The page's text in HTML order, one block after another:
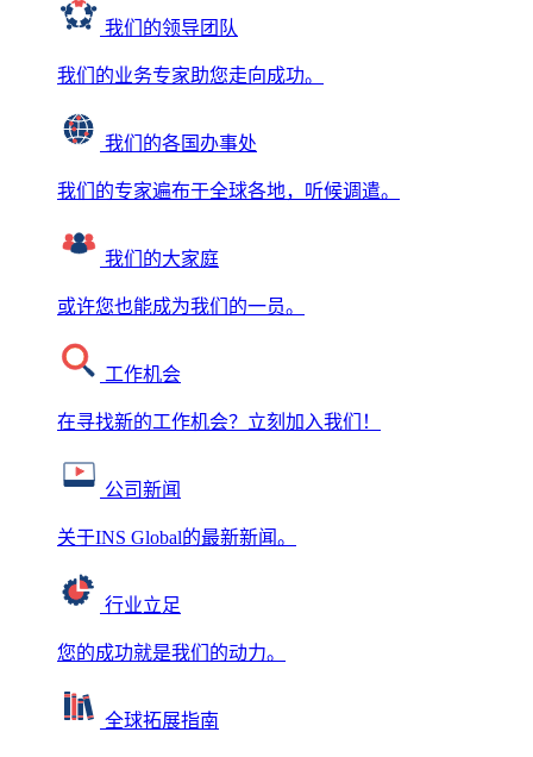
我们的领导团队
我们的业务专家助您走向成功。
我们的各国办事处
我们的专家遍布于全球各地，听候调遣。
我们的大家庭
或许您也能成为我们的一员。
工作机会
在寻找新的工作机会？立刻加入我们！
公司新闻
关于INS Global的最新新闻。
行业立足
您的成功就是我们的动力。
全球拓展指南